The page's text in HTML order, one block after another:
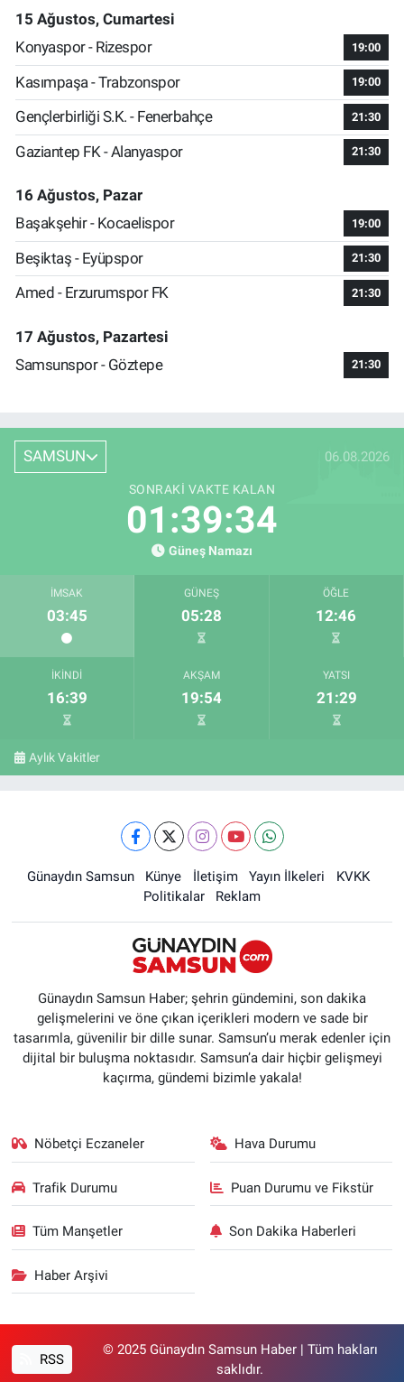
15 Ağustos, Cumartesi
Konyaspor - Rizespor
19:00
Kasımpaşa - Trabzonspor 19:00
Gençlerbirliği S.K. - Fenerbahçe 21:30
Gaziantep FK - Alanyaspor 21:30
16 Ağustos, Pazar
Başakşehir - Kocaelispor
19:00
Beşiktaş - Eyüpspor 21:30
Amed - Erzurumspor FK 21:30
17 Ağustos, Pazartesi
Samsunspor - Göztepe
21:30
SAMSUN 06.08.2026
SONRAKI VAKTE KALAN
01:39:33
Güneş Namazı
İMSAK
03:45
GÜNEŞ
05:28
ÖĞLE
12:46
İKINDI
16:39
AKŞAM
19:54
YATSI
21:29
Aylık Vakitler
Günaydın Samsun Künye İletişim Yayın İlkeleri
KVKK
Politikalar
Reklam
Günaydın Samsun Haber; şehrin gündemini, son dakika
gelişmelerini ve öne çıkan içerikleri modern ve sade bir
tasarımla, güvenilir bir dille sunar. Samsun’u merak edenler için
dijital bir buluşma noktasıdır. Samsun’a dair hiçbir gelişmeyi
kaçırma, gündemi bizimle yakala!
Nöbetçi Eczaneler Hava Durumu
Trafik Durumu Puan Durumu ve Fikstür
Tüm Manşetler Son Dakika Haberleri
Haber Arşivi
RSS
© 2025 Günaydın Samsun Haber | Tüm hakları
saklıdır.